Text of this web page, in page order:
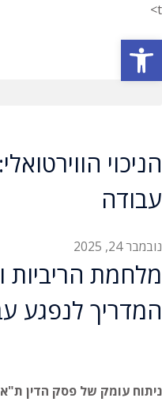
t>
הניכוי
עבודה
נובמבר 24, 2025
מלחמת הריביות
המדריך לנפגע
ניתוח עומק של פסק הדין ת"א 67154-10-13 – ש.ב. נ' "הפול"
פתח סרגל